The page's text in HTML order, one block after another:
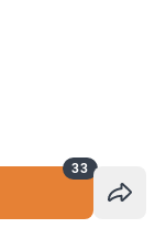
33